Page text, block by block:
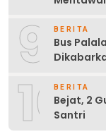
9 BERITA
Bus
10BERITA
Bejat, 2
Santri